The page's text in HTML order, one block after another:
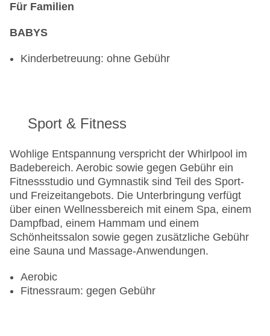
Für Familien
BABYS
Kinderbetreuung: ohne Gebühr
Sport & Fitness
Wohlige Entspannung verspricht der Whirlpool im
Badebereich. Aerobic sowie gegen Gebühr ein
Fitnessstudio und Gymnastik sind Teil des Sport-
und Freizeitangebots. Die Unterbringung verfügt
über einen Wellnessbereich mit einem Spa, einem
Dampfbad, einem Hammam und einem
Schönheitssalon sowie gegen zusätzliche Gebühr
eine Sauna und Massage-Anwendungen.
Aerobic
Fitnessraum: gegen Gebühr